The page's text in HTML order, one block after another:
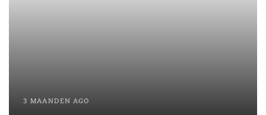
3 MAANDEN AGO